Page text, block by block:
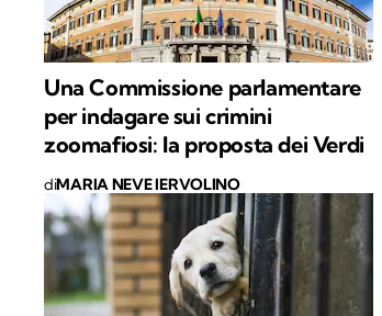
Una Commissione parlamentare
per indagare sui crimini
zoomafiosi: la proposta dei Verdi
diMARIA NEVE IERVOLINO